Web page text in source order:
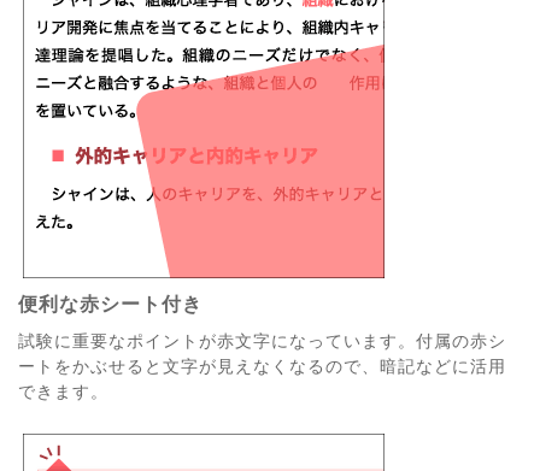
便利な赤シート付き
試験に重要なポイントが赤文字になっています。付属の赤シ
ートをかぶせると文字が見えなくなるので、暗記などに活用
できます。